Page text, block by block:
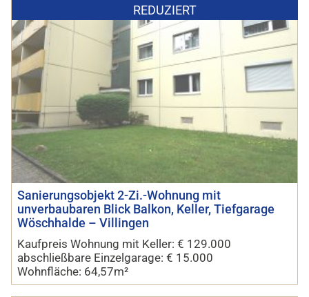
REDUZIERT
Sanierungsobjekt 2-Zi.-Wohnung mit
unverbaubaren Blick Balkon, Keller, Tiefgarage
Wöschhalde – Villingen
Kaufpreis Wohnung mit Keller: € 129.000
abschließbare Einzelgarage: € 15.000
Wohnfläche: 64,57m²